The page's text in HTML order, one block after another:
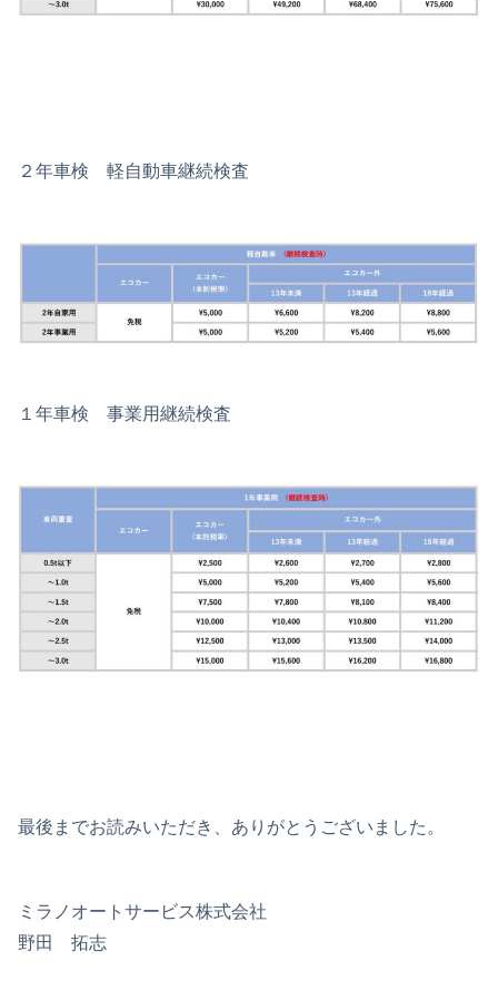
２年車検 軽自動車継続検査
１年車検 事業用継続検査
最後までお読みいただき、ありがとうございました。
ミラノオートサービス株式会社
野田 拓志